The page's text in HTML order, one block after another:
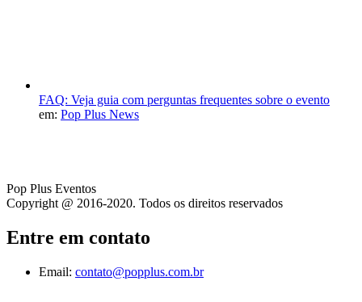
FAQ: Veja guia com perguntas frequentes sobre o evento
em: Pop Plus News
Pop Plus Eventos
Copyright @ 2016-2020. Todos os direitos reservados
Entre em contato
Email: contato@popplus.com.br